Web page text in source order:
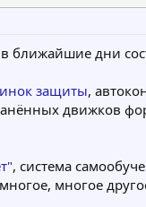
ближайшие дни
защиты,
движков
, система
многое